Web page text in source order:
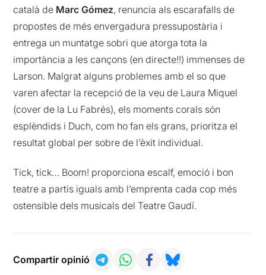
català de Marc Gómez, renuncia als escarafalls de
propostes de més envergadura pressupostària i
entrega un muntatge sobri que atorga tota la
importància a les cançons (en directe!!) immenses de
Larson. Malgrat alguns problemes amb el so que
varen afectar la recepció de la veu de Laura Miquel
(cover de la Lu Fabrés), els moments corals són
esplèndids i Duch, com ho fan els grans, prioritza el
resultat global per sobre de l’èxit individual.
Tick, tick… Boom! proporciona escalf, emoció i bon
teatre a partis iguals amb l’emprenta cada cop més
ostensible dels musicals del Teatre Gaudí.
Compartir opinió